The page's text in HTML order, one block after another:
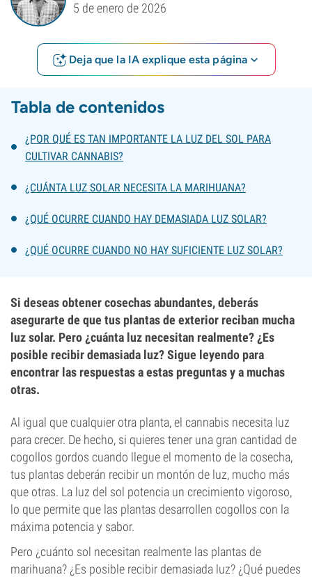
5 de enero de 2026
Deja que la IA explique esta página
Tabla de contenidos
¿POR QUÉ ES TAN IMPORTANTE LA LUZ DEL SOL PARA
CULTIVAR CANNABIS?
¿CUÁNTA LUZ SOLAR NECESITA LA MARIHUANA?
¿QUÉ OCURRE CUANDO HAY DEMASIADA LUZ SOLAR?
¿QUÉ OCURRE CUANDO NO HAY SUFICIENTE LUZ SOLAR?
Si deseas obtener cosechas abundantes, deberás
asegurarte de que tus plantas de exterior reciban mucha
luz solar. Pero ¿cuánta luz necesitan realmente? ¿Es
posible recibir demasiada luz? Sigue leyendo para
encontrar las respuestas a estas preguntas y a muchas
otras.
Al igual que cualquier otra planta, el cannabis necesita luz
para crecer. De hecho, si quieres tener una gran cantidad de
cogollos gordos cuando llegue el momento de la cosecha,
tus plantas deberán recibir un montón de luz, mucho más
que otras. La luz del sol potencia un crecimiento vigoroso,
lo que permite que las plantas desarrollen cogollos con la
máxima potencia y sabor.
Pero ¿cuánto sol necesitan realmente las plantas de
marihuana? ¿Es posible recibir demasiada luz? ¿Qué puedes